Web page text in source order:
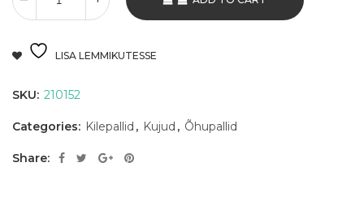
LISA LEMMIKUTESSE
SKU: 210152
Categories: Kilepallid , Kujud , Õhupallid
Share: